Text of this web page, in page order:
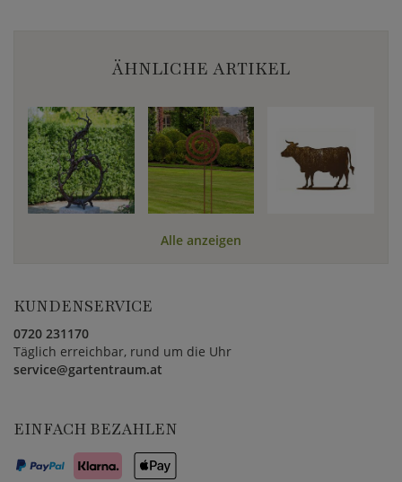
ÄHNLICHE ARTIKEL
Alle anzeigen
KUNDENSERVICE
0720 231170
Täglich erreichbar, rund um die Uhr
service@gartentraum.at
EINFACH BEZAHLEN